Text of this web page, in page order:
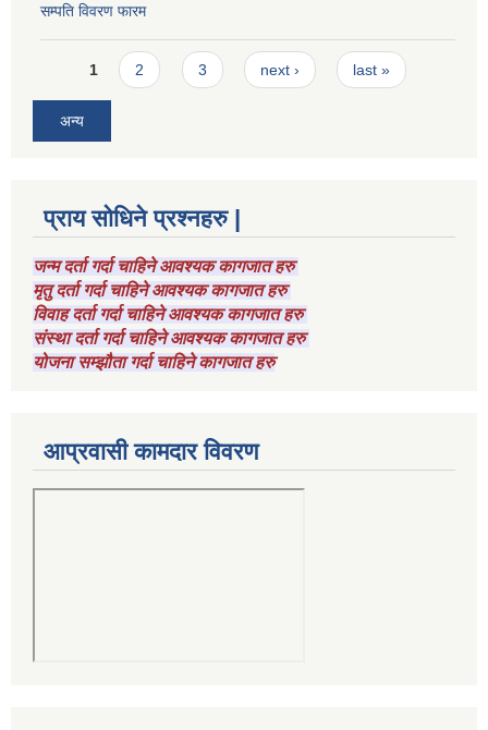
सम्पति विवरण फारम
Pages
1 2 3 next › last »
अन्य
प्राय सोधिने प्रश्नहरु |
जन्म दर्ता गर्दा चाहिने आवश्यक कागजात हरु
मृतु दर्ता गर्दा चाहिने आवश्यक कागजात हरु
विवाह दर्ता गर्दा चाहिने आवश्यक कागजात हरु
संस्था दर्ता गर्दा चाहिने आवश्यक कागजात हरु
योजना सम्झौता गर्दा चाहिने कागजात हरु
आप्रवासी कामदार विवरण